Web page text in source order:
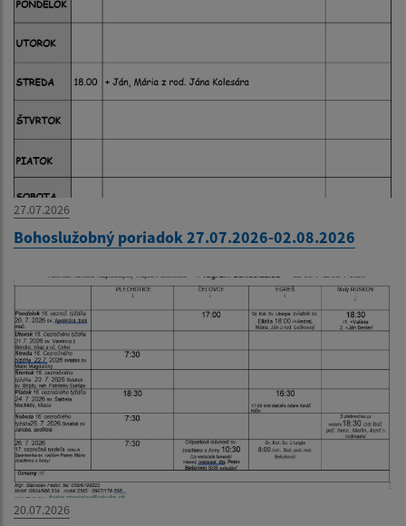
27.07.2026
Bohoslužobný poriadok 27.07.2026-02.08.2026
20.07.2026